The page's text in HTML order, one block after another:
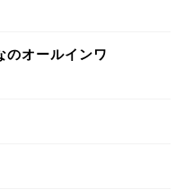
オールインワ